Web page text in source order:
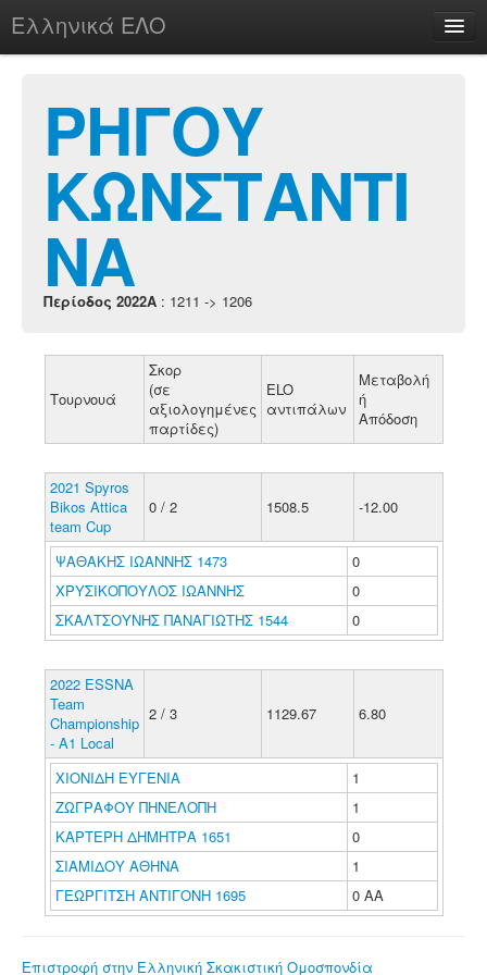
Ελληνικά ΕΛΟ
chesstu.be @ discord
Login
ΡΗΓΟΥ
ΚΩΝΣΤΑΝΤΙ
ΝΑ
Περίοδος 2022A : 1211 -> 1206
Τουρνουά
Σκορ
(σε
αξιολογημένες
παρτίδες)
ELO
αντιπάλων
Μεταβολή
ή
Απόδοση
2021 Spyros
Bikos Attica
team Cup
0 / 2 1508.5 -12.00
ΨΑΘΑΚΗΣ ΙΩΑΝΝΗΣ 1473
0
ΧΡΥΣΙΚΟΠΟΥΛΟΣ ΙΩΑΝΝΗΣ
0
ΣΚΑΛΤΣΟΥΝΗΣ ΠΑΝΑΓΙΩΤΗΣ 1544
0
2022 ESSNA
Team
Championship
- A1 Local
2 / 3 1129.67 6.80
ΧΙΟΝΙΔΗ ΕΥΓΕΝΙΑ
1
ΖΩΓΡΑΦΟΥ ΠΗΝΕΛΟΠΗ
1
ΚΑΡΤΕΡΗ ΔΗΜΗΤΡΑ 1651
0
ΣΙΑΜΙΔΟΥ ΑΘΗΝΑ
1
ΓΕΩΡΓΙΤΣΗ ΑΝΤΙΓΟΝΗ 1695
0 ΑΑ
Επιστροφή στην Ελληνική Σκακιστική Ομοσπονδία